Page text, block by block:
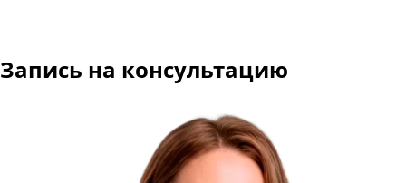
Запись на консультацию